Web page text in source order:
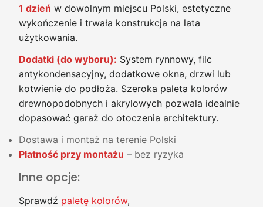
1 dzień w dowolnym miejscu Polski, estetyczne
wykończenie i trwała konstrukcja na lata
użytkowania.
Dodatki (do wyboru): System rynnowy, filc
antykondensacyjny, dodatkowe okna, drzwi lub
kotwienie do podłoża. Szeroka paleta kolorów
drewnopodobnych i akrylowych pozwala idealnie
dopasować garaż do otoczenia architektury.
Dostawa i montaż na terenie Polski
Płatność przy montażu – bez ryzyka
Inne opcje:
Sprawdź paletę kolorów,